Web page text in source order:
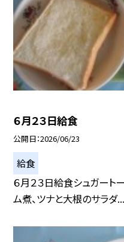
６月２３日給食
公開日 2026/06/23
給食
６月２３日給食シュガート
ム煮、ツナと大根のサラダ...